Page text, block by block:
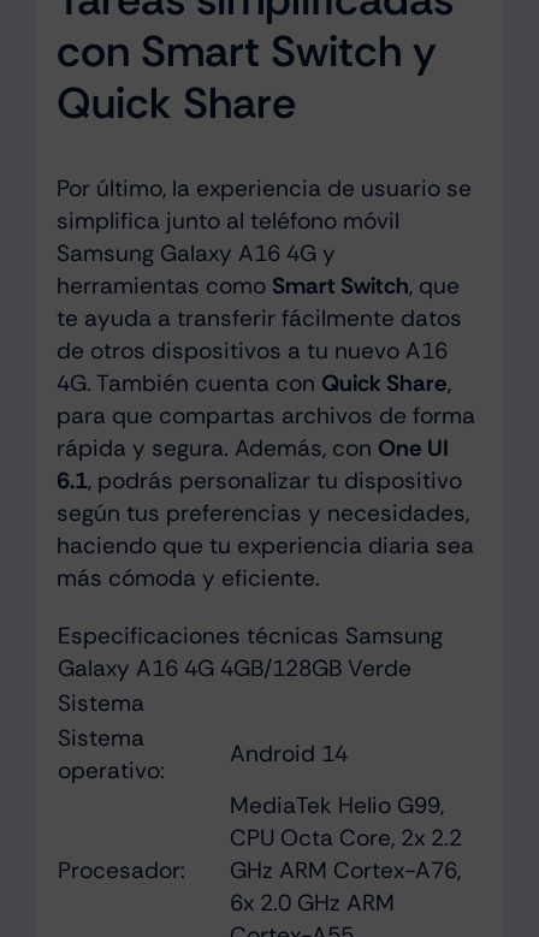
con Smart Switch y
Quick Share
Por último, la experiencia de usuario se
simplifica junto al teléfono móvil
Samsung Galaxy A16 4G y
herramientas como Smart Switch, que
te ayuda a transferir fácilmente datos
de otros dispositivos a tu nuevo A16
4G. También cuenta con Quick Share,
para que compartas archivos de forma
rápida y segura. Además, con One UI
6.1, podrás personalizar tu dispositivo
según tus preferencias y necesidades,
haciendo que tu experiencia diaria sea
más cómoda y eficiente.
Especificaciones técnicas Samsung
Galaxy A16 4G 4GB/128GB Verde
Sistema
Sistema
operativo:
Android 14
Procesador:
MediaTek Helio G99,
CPU Octa Core, 2x 2.2
GHz ARM Cortex-A76,
6x 2.0 GHz ARM